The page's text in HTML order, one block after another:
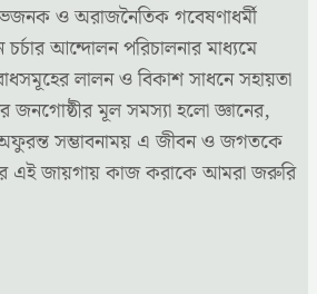
ও অরাজনৈতিক গবেষণাধর্মী
আন্দোলন পরিচালনার মাধ্যমে
লালন ও বিকাশ সাধনে সহায়তা
জনগোষ্ঠীর মূল সমস্যা হলো জ্ঞানের,
অফুরন্ত সম্ভাবনাময় এ জীবন ও জগতকে
এই জায়গায় কাজ করাকে আমরা জরুরি